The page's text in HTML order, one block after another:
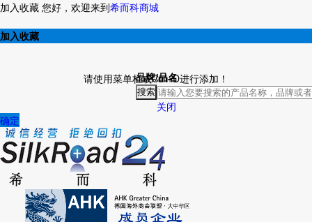
加入收藏 您好，欢迎来到希而科商城
加入收藏
请使用菜单栏或Ctrl+D进行添加！
确定
品牌/品名
搜索
关闭